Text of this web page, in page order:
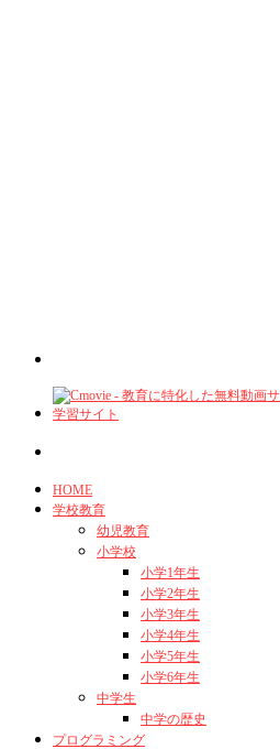
HOME
学校教育
幼児教育
小学校
小学1年生
小学2年生
小学3年生
小学4年生
小学5年生
小学6年生
中学生
中学の歴史
プログラミング